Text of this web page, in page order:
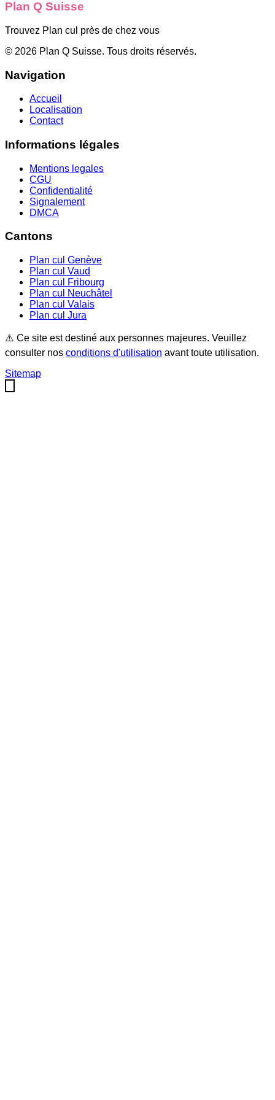
Plan Q Suisse
Trouvez Plan cul près de chez vous
© 2026 Plan Q Suisse. Tous droits réservés.
Navigation
Accueil
Localisation
Contact
Informations légales
Mentions legales
CGU
Confidentialité
Signalement
DMCA
Cantons
Plan cul Genève
Plan cul Vaud
Plan cul
Fribourg
Plan cul
Neuchâtel
Plan cul Valais
Plan cul Jura
⚠️ Ce site est destiné aux personnes majeures. Veuillez
consulter nos conditions d'utilisation avant toute utilisation.
Sitemap